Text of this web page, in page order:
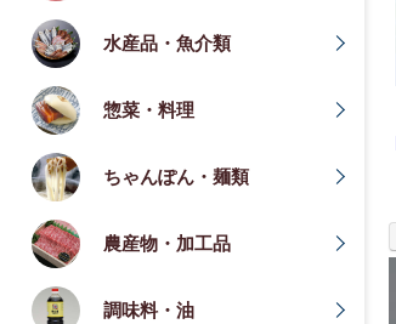
水産品・魚介類
惣菜・料理
ちゃんぽん・麺類
農産物・加工品
調味料・油